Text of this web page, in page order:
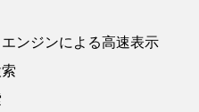
ンジンによる高速表示